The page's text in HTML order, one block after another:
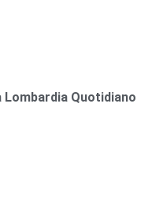
Lombardia Quotidiano